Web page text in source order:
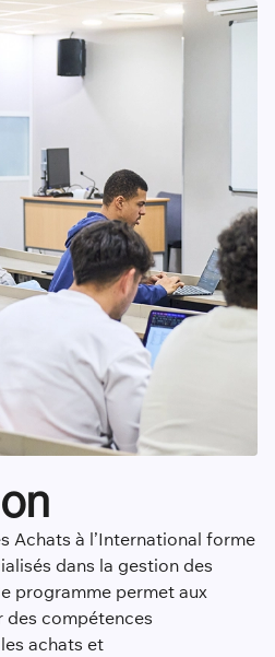
Achats à l’International forme
dans la gestion des
programme permet aux
des compétences
achats et